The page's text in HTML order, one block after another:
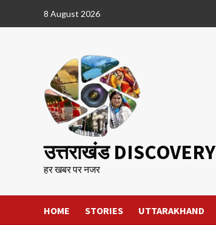
8 August 2026
उत्तराखंड DISCOVERY
हर खबर पर नजर
HOME STORIES UTTARAKHAND